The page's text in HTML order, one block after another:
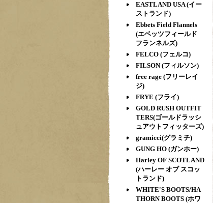
EASTLAND USA (イー
ストランド)
Ebbets Field Flannels
(エベッツフィールド
フランネルズ)
FELCO (フェルコ)
FILSON (フィルソン)
free rage (フリーレイ
ジ)
FRYE (フライ)
GOLD RUSH OUTFIT
TERS(ゴールドラッシ
ュアウトフィッターズ)
gramicci(グラミチ)
GUNG HO (ガンホー)
Harley OF SCOTLAND
(ハーレー オブ スコッ
トランド)
WHITE'S BOOTS/HA
THORN BOOTS (ホワ